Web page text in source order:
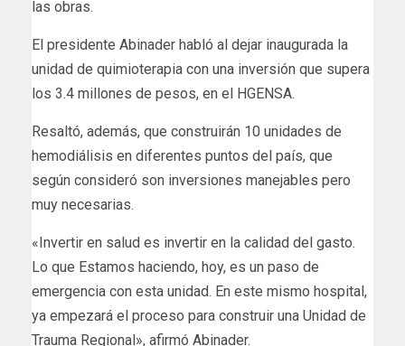
las obras.
El presidente Abinader habló al dejar inaugurada la
unidad de quimioterapia con una inversión que supera
los 3.4 millones de pesos, en el HGENSA.
Resaltó, además, que construirán 10 unidades de
hemodiálisis en diferentes puntos del país, que
según consideró son inversiones manejables pero
muy necesarias.
«Invertir en salud es invertir en la calidad del gasto.
Lo que Estamos haciendo, hoy, es un paso de
emergencia con esta unidad. En este mismo hospital,
ya empezará el proceso para construir una Unidad de
Trauma Regional», afirmó Abinader.